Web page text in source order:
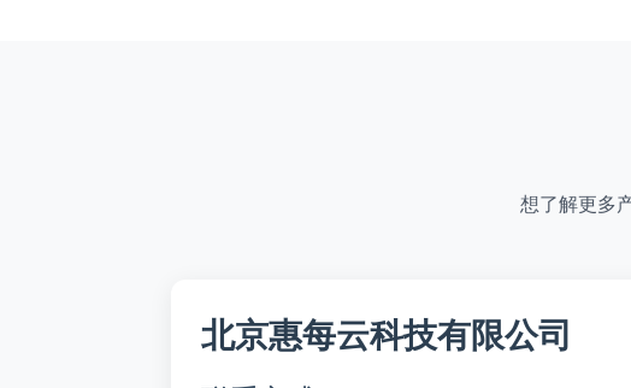
想了解更多
北京惠每云科技有限公司